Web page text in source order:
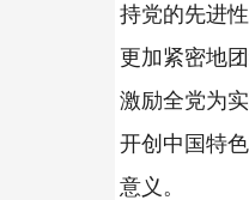
持党的先进
更加紧密地
激励全党为
开创中国特
意义。